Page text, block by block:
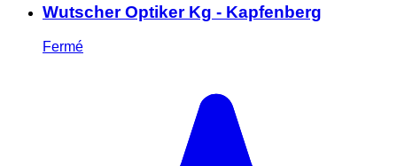
Wutscher Optiker Kg - Kapfenberg
Fermé